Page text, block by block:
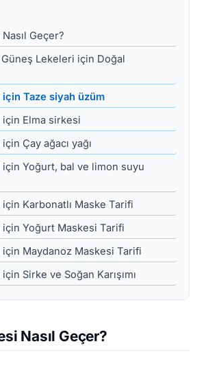
Geçer?
Lekeleri için Doğal
için Taze siyah üzüm
Elma sirkesi
Çay ağacı yağı
için Yoğurt, bal ve limon suyu
Karbonatlı Maske Tarifi
için Yoğurt Maskesi Tarifi
Maydanoz Maskesi Tarifi
Sirke ve Soğan Karışımı
Nasıl Geçer?